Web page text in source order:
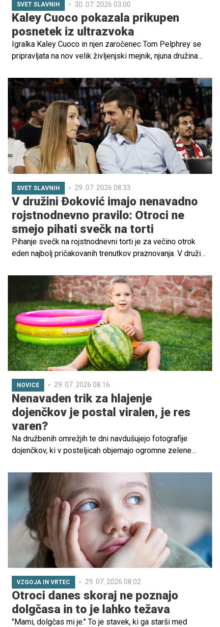
SVET SLAVNIH 30. 07. 2026 03.00
Kaley Cuoco pokazala prikupen
posnetek iz ultrazvoka
Igralka Kaley Cuoco in njen zaročenec Tom Pelphrey se
pripravljata na nov velik življenjski mejnik, njuna družina
veseli novici delila tudi zabaven utrinek z ultrazvočnega
pregleda, ki je nasmejal njene oboževalce po vsem svetu.
SVET SLAVNIH 29. 07. 2026 08.33
V družini Đoković imajo nenavadno
rojstnodnevno pravilo: Otroci ne
smejo pihati svečk na torti
Pihanje svečk na rojstnodnevni torti je za večino otrok
eden najbolj pričakovanih trenutkov praznovanja. V družini
nekoliko drugače. Otroka Novaka in Jelene Đoković
namreč svečk na rojstnodnevni torti ne upihneta.
NOVICE 29. 07. 2026 08.16
Nenavaden trik za hlajenje
dojenčkov je postal viralen, je res
varen?
Na družbenih omrežjih te dni navdušujejo fotografije
dojenčkov, ki v posteljicah objemajo ogromne zelene
VZGOJA IN VRTEC 29. 07. 2026 08.02
Otroci danes skoraj ne poznajo
dolgčasa in to je lahko težava
"Mami, dolgčas mi je." To je stavek, ki ga starši med